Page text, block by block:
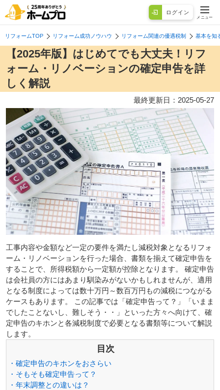
ログイン
メニュー
リフォームTOP リフォーム成功ノウハウ リフォーム関連の優遇税制 基本を知
【2025年版】はじめてでも大丈夫！リフ
ォーム・リノベーションの確定申告を詳
しく解説
最終更新日： 2025-05-27
工事内容や金額など一定の要件を満たし減税対象となるリフォ
ーム・リノベーションを行った場合、書類を揃えて確定申告を
することで、所得税額から一定額が控除となります。 確定申告
は会社員の方にはあまり馴染みがないかもしれませんが、適用
となる制度によっては数十万円～数百万円もの減税につながる
ケースもあります。 この記事では「確定申告って？」「いまま
でしたことないし、難しそう・・」といった方々へ向けて、確
定申告のキホンと各減税制度で必要となる書類等について解説
します。
目次
・確定申告のキホンをおさらい
・そもそも確定申告って？
・年末調整との違いは？